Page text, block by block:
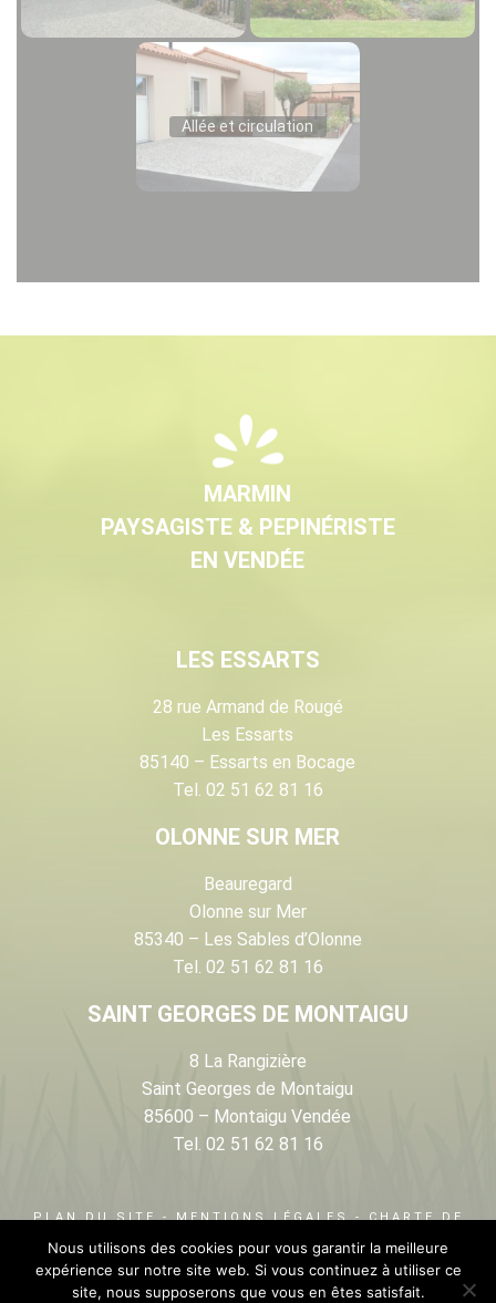
Allée et circulation
MARMIN
PAYSAGISTE & PEPINÉRISTE
EN VENDÉE
LES ESSARTS
28 rue Armand de Rougé
Les Essarts
85140 – Essarts en Bocage
Tel. 02 51 62 81 16
OLONNE SUR MER
Beauregard
Olonne sur Mer
85340 – Les Sables d’Olonne
Tel. 02 51 62 81 16
SAINT GEORGES DE MONTAIGU
8 La Rangizière
Saint Georges de Montaigu
85600 – Montaigu Vendée
Tel. 02 51 62 81 16
PLAN DU SITE-MENTIONS LÉGALES-CHARTE DE
PROTECTION DES DONNÉES - RÉALISATION :INFO
CONCEPTION
Nous utilisons des cookies pour vous garantir la meilleure
expérience sur notre site web. Si vous continuez à utiliser ce
site, nous supposerons que vous en êtes satisfait.